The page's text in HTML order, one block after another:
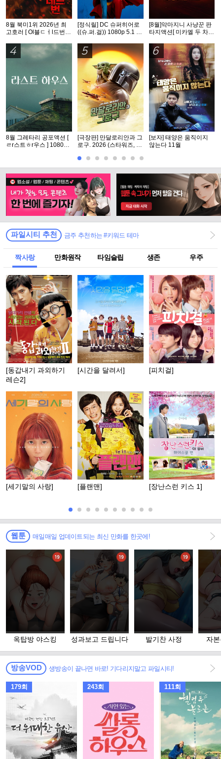
8월 북미1위 2026년 최
고호러 [ Ol블ㄷㅓl드번 ]
[정식릴] DC 슈퍼히어로
((슈.퍼.걸)) 1080p 5.1 공
[8월]악마지니 사냥꾼 판
타지액션[ 미카엘 두 차원
4
8월 그레타리 공포액션 [
ㄹr스트ㅎr우스 ] 1080p
5
[극장판] 만달로리안과 그
로구. 2026 (스타워즈, 12
6
[보자] 태양은 움직이지
않는다 11월
파일시티 추천 금주 추천하는 #키워드 테마
짝사랑 만화원작 타임슬립 생존 우주
[동갑내기 과외하기
레슨2]
[시간을 달려서] [피치걸]
[세기말의 사랑] [플랜맨] [장난스런 키스 1]
웹툰 매일매일 업데이트되는 최신 만화를 한곳에!
옥탑방 야스킹 성과보고 드립니다 발기찬 사정 자
방송VOD 생방송이 끝나면 바로! 기다리지말고 파일시티!
179회 243회 111회